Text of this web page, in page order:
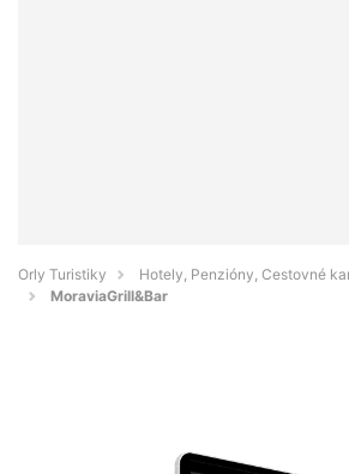
Orly Turistiky
Hotely, Penzióny, Cestovné
MoraviaGrill&Bar